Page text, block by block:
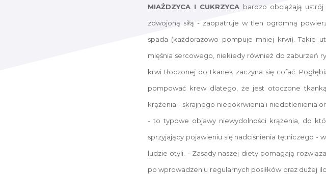
MIAŻDZYCA I CUKRZYCA bardzo obciążają
zdwojoną siłą - zaopatruje w tlen ogromną
spada (każdorazowo pompuje mniej krwi). Takie
mięśnia sercowego, niekiedy również do zaburzeń
krwi tłoczonej do tkanek zaczyna się cofać.
pompować krew dlatego, że jest otoczone
krążenia - skrajnego niedokrwienia i niedotlenienia
- to typowe objawy niewydolności krążenia, do
sprzyjający pojawieniu się nadciśnienia tętniczego -
ludzie otyli. - Zasady naszej diety pomagają
po wprowadzeniu regularnych posiłków oraz dużej